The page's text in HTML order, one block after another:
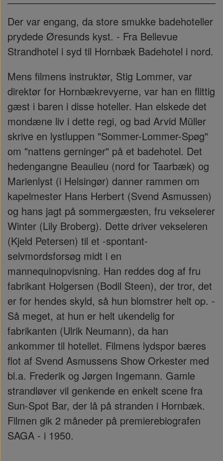
Der var engang, da store smukke badehoteller
prydede Øresunds kyst. - Fra Bellevue
Strandhotel i syd til Hornbæk Badehotel i nord.
Mens filmens instruktør, Stig Lommer, var
direktør for Hornbækrevyerne, var han en flittig
gæst i baren i disse hoteller. Han elskede det
mondæne liv i dette regi, og bad Arvid Müller
skrive en lystluppen "Sommer-Lommer-Spøg"
om "nattens gerninger" på et badehotel. Det
hedengangne Beaulieu (nord for Taarbæk) og
Marienlyst (i Helsingør) danner rammen om
kapelmester Hans Herbert (Svend Asmussen)
og hans jagt på sommergæsten, fru vekselerer
Winter (Lily Broberg). Dette driver vekseleren
(Kjeld Petersen) til et -spontant-
selvmordsforsøg midt i en
mannequinopvisning. Han reddes dog af fru
fabrikant Holgersen (Bodil Steen), der tror, det
er for hendes skyld, så hun blomstrer helt op. -
Så meget, at hun er helt ukendelig for
fabrikanten (Ulrik Neumann), da han
ankommer til hotellet. Filmens lydspor bæres
flot af Svend Asmussens Show Orkester med
bl.a. Frederik og Jørgen Ingemann. Gamle
strandløver vil genkende en enkelt scene fra
Sun-Spot Bar, der lå på stranden i Hornbæk.
Filmen gik 2 måneder på premierebiografen
SAGA - i 1950.